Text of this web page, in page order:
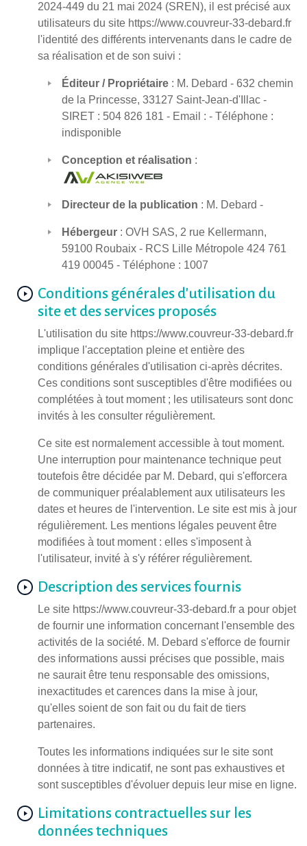
2024-449 du 21 mai 2024 (SREN), il est précisé aux
utilisateurs du site https://www.couvreur-33-debard.fr
l'identité des différents intervenants dans le cadre de
sa réalisation et de son suivi :
Éditeur / Propriétaire : M. Debard - 632 chemin
de la Princesse, 33127 Saint-Jean-d'Illac -
SIRET : 504 826 181 - Email : - Téléphone :
indisponible
Conception et réalisation :
Directeur de la publication : M. Debard -
Hébergeur : OVH SAS, 2 rue Kellermann,
59100 Roubaix - RCS Lille Métropole 424 761
419 00045 - Téléphone : 1007
Conditions générales d'utilisation du
site et des services proposés
L'utilisation du site https://www.couvreur-33-debard.fr
implique l'acceptation pleine et entière des
conditions générales d'utilisation ci-après décrites.
Ces conditions sont susceptibles d'être modifiées ou
complétées à tout moment ; les utilisateurs sont donc
invités à les consulter régulièrement.
Ce site est normalement accessible à tout moment.
Une interruption pour maintenance technique peut
toutefois être décidée par M. Debard, qui s'efforcera
de communiquer préalablement aux utilisateurs les
dates et heures de l'intervention. Le site est mis à jour
régulièrement. Les mentions légales peuvent être
modifiées à tout moment : elles s'imposent à
l'utilisateur, invité à s'y référer régulièrement.
Description des services fournis
Le site https://www.couvreur-33-debard.fr a pour objet
de fournir une information concernant l'ensemble des
activités de la société. M. Debard s'efforce de fournir
des informations aussi précises que possible, mais
ne saurait être tenu responsable des omissions,
inexactitudes et carences dans la mise à jour,
qu'elles soient de son fait ou du fait de tiers
partenaires.
Toutes les informations indiquées sur le site sont
données à titre indicatif, ne sont pas exhaustives et
sont susceptibles d'évoluer depuis leur mise en ligne.
Limitations contractuelles sur les
données techniques